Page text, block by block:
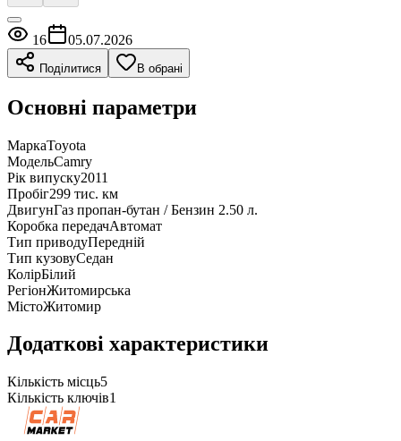
16 05.07.2026
Поділитися В обрані
Основні параметри
МаркаToyota
МодельCamry
Рік випуску2011
Пробіг299 тис. км
ДвигунГаз пропан-бутан / Бензин 2.50 л.
Коробка передачАвтомат
Тип приводуПередній
Тип кузовуСедан
КолірБілий
РегіонЖитомирська
МістоЖитомир
Додаткові характеристики
Кількість місць5
Кількість ключів1